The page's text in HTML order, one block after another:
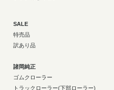
SALE
特売品
訳あり品
諸岡純正
ゴムクローラー
トラックローラー(下部ローラー)